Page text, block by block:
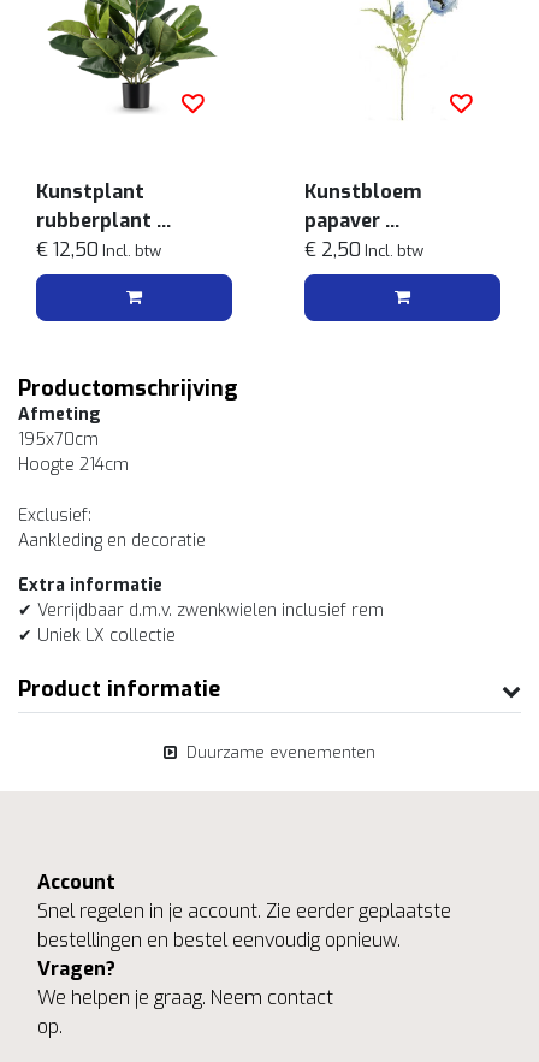
Kunstplant
rubberplant
51cm
€ 12,50 Incl. btw
Kunstbloem
papaver
lichtblauw
€ 2,50 Incl. btw
Productomschrijving
Afmeting
195x70cm
Hoogte 214cm
Exclusief:
Aankleding en decoratie
Extra informatie
✔ Verrijdbaar d.m.v. zwenkwielen inclusief rem
✔ Uniek LX collectie
Product informatie
Duurzame evenementen
Account
Snel regelen in je account. Zie eerder geplaatste
bestellingen en bestel eenvoudig opnieuw.
Vragen?
We helpen je graag. Neem contact
op.